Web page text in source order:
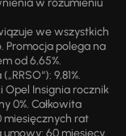
w rozumieniu
we wszystkich
Promocja polega na
od 6,65%.
9,81%.
Opel Insignia rocznik
0%. Całkowita
miesięcznych rat
60 miesięcy.